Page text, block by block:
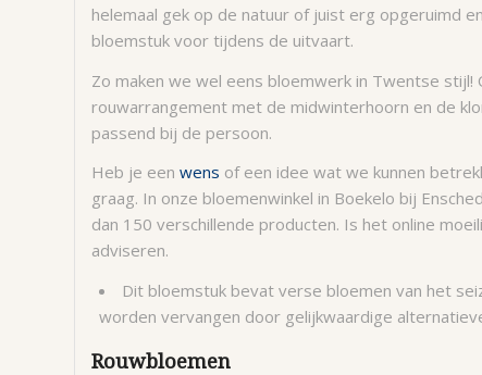
helemaal gek op de natuur of juist erg opgeruimd
bloemstuk voor tijdens de uitvaart.
Zo maken we wel eens bloemwerk in Twentse stijl!
rouwarrangement met de midwinterhoorn en de
passend bij de persoon.
Heb je eenwens of een idee wat we kunnen
graag. In onze bloemenwinkel in Boekelo bij
dan 150 verschillende producten. Is het online
adviseren.
Dit bloemstuk bevat verse bloemen van het
worden vervangen door gelijkwaardige
Rouwbloemen